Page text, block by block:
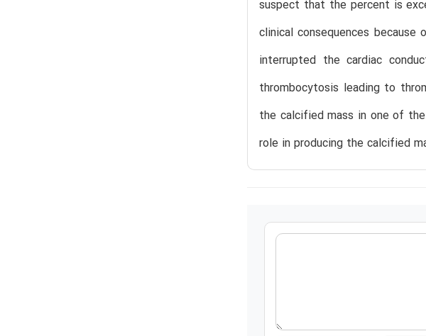
suspect that the percent is
clinical consequences
interrupted the cardiac
thrombocytosis leading to
the calcified mass in one of
role in producing the calcified